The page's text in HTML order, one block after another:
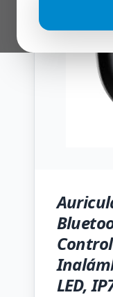
LED,